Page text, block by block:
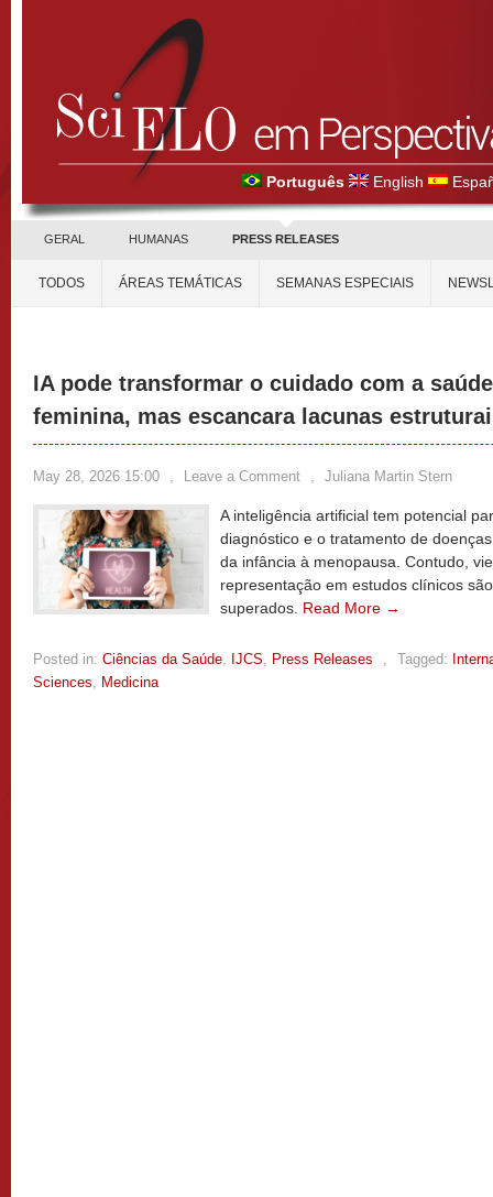
Português English
GERAL HUMANAS PRESS RELEASES
TODOS ÁREAS TEMÁTICAS SEMANAS ESPECIAIS
IA pode transformar o cuidado com a
feminina, mas escancara lacunas
May 28, 2026 15:00 , Leave a Comment , Juliana Martin Stern
A inteligência artificial tem potencial
diagnóstico e o tratamento de
da infância à menopausa. Contudo,
representação em estudos clínicos
superados. Read More →
Posted in: Ciências da Saúde, IJCS, Press Releases , Tagged:
Sciences, Medicina